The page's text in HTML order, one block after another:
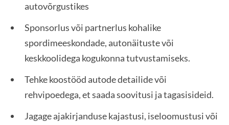
autovõrgustikes
Sponsorlus või partnerlus kohalike
spordimeeskondade, autonäituste või
keskkoolidega kogukonna tutvustamiseks.
Tehke koostööd autode detailide või
rehvipoedega, et saada soovitusi ja tagasisideid.
Jagage ajakirjanduse kajastusi, iseloomustusi või